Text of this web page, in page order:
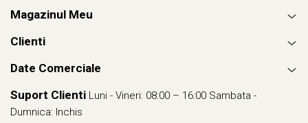
Magazinul Meu
Clienti
Date Comerciale
Suport Clienti Luni - Vineri: 08:00 – 16:00 Sambata -
Dumnica: Inchis